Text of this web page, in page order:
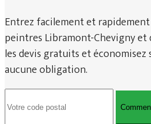
Entrez facilement et
peintres Libramont-Chevigny et
les devis gratuits et économisez
aucune obligation.